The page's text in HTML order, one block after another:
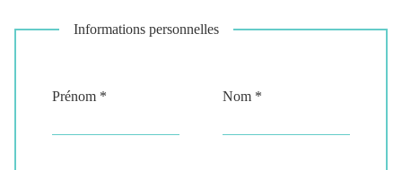
Informations personnelles
Prénom * Nom *